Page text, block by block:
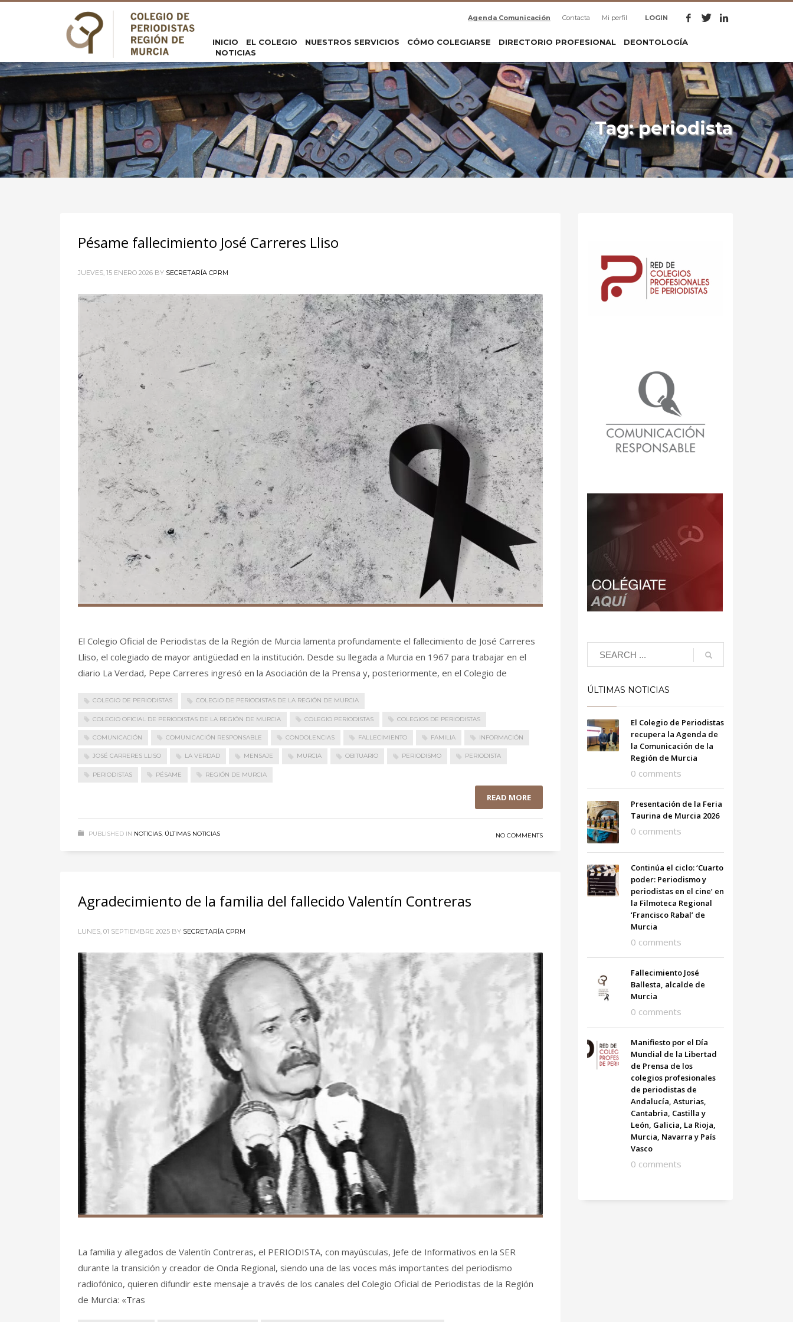
Agenda Comunicación Contacta Mi perfil LOGIN
INICIO EL COLEGIO NUESTROS SERVICIOS CÓMO COLEGIARSE DIRECTORIO PROFESIONAL
DEONTOLOGÍA
NOTICIAS
Tag: periodista
Pésame fallecimiento José Carreres Lliso
JUEVES, 15 ENERO 2026 BY SECRETARÍA CPRM
El Colegio Oficial de Periodistas de la Región de Murcia lamenta profundamente el fallecimiento de José Carreres
Lliso, el colegiado de mayor antigüedad en la institución. Desde su llegada a Murcia en 1967 para trabajar en el
diario La Verdad, Pepe Carreres ingresó en la Asociación de la Prensa y, posteriormente, en el Colegio de
COLEGIO DE PERIODISTAS COLEGIO DE PERIODISTAS DE LA REGIÓN DE MURCIA
COLEGIO OFICIAL DE PERIODISTAS DE LA REGIÓN DE MURCIA COLEGIO PERIODISTAS COLEGIOS DE PERIODISTAS
COMUNICACIÓN COMUNICACIÓN RESPONSABLE CONDOLENCIAS FALLECIMIENTO FAMILIA INFORMACIÓN
JOSÉ CARRERES LLISO LA VERDAD MENSAJE MURCIA OBITUARIO PERIODISMO PERIODISTA
PERIODISTAS PÉSAME REGIÓN DE MURCIA
READ MORE
PUBLISHED IN NOTICIAS, ÚLTIMAS NOTICIAS NO COMMENTS
Agradecimiento de la familia del fallecido Valentín Contreras
LUNES, 01 SEPTIEMBRE 2025 BY SECRETARÍA CPRM
La familia y allegados de Valentín Contreras, el PERIODISTA, con mayúsculas, Jefe de Informativos en la SER
durante la transición y creador de Onda Regional, siendo una de las voces más importantes del periodismo
radiofónico, quieren difundir este mensaje a través de los canales del Colegio Oficial de Periodistas de la Región
de Murcia: «Tras
ÚLTIMAS NOTICIAS
El Colegio de Periodistas
recupera la Agenda de
la Comunicación de la
Región de Murcia
0 comments
Presentación de la Feria
Taurina de Murcia 2026
0 comments
Continúa el ciclo: ‘Cuarto
poder: Periodismo y
periodistas en el cine’ en
la Filmoteca Regional
‘Francisco Rabal’ de
Murcia
0 comments
Fallecimiento José
Ballesta, alcalde de
Murcia
0 comments
Manifiesto por el Día
Mundial de la Libertad
de Prensa de los
colegios profesionales
de periodistas de
Andalucía, Asturias,
Cantabria, Castilla y
León, Galicia, La Rioja,
Murcia, Navarra y País
Vasco
0 comments